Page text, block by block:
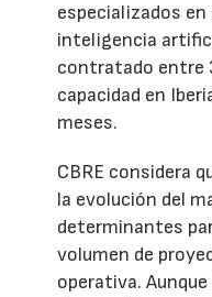
especializados
inteligencia
contratado entre
capacidad en
meses.
CBRE considera
la evolución del
determinantes
volumen de
operativa.